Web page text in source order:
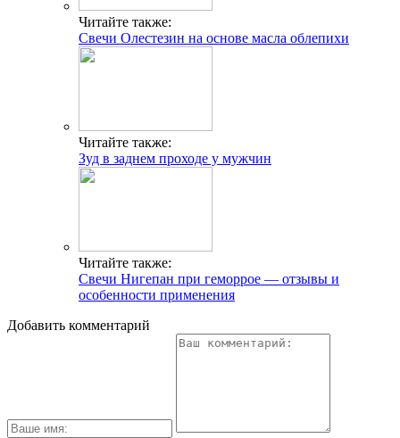
Читайте также:
Свечи Олестезин на основе масла облепихи
Читайте также:
Зуд в заднем проходе у мужчин
Читайте также:
Свечи Нигепан при геморрое — отзывы и
особенности применения
Добавить комментарий